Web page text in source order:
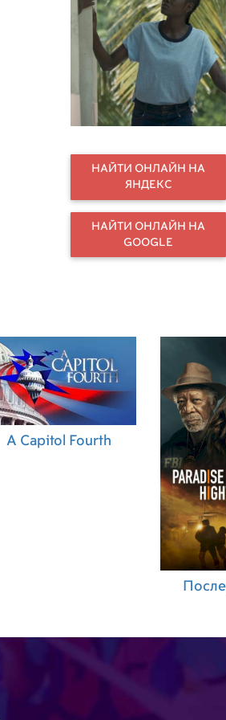
НАЙТИ ОНЛАЙН НА
ЯНДЕКС
НАЙТИ ОНЛАЙН НА
GOOGLE
A Capitol Fourth